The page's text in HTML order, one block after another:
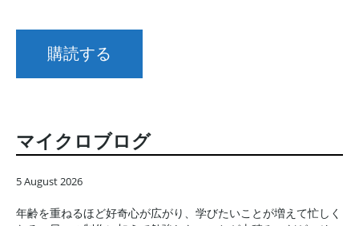
マイクロブログ
5 August 2026
年齢を重ねるほど好奇心が広がり、学びたいことが増えて忙しく